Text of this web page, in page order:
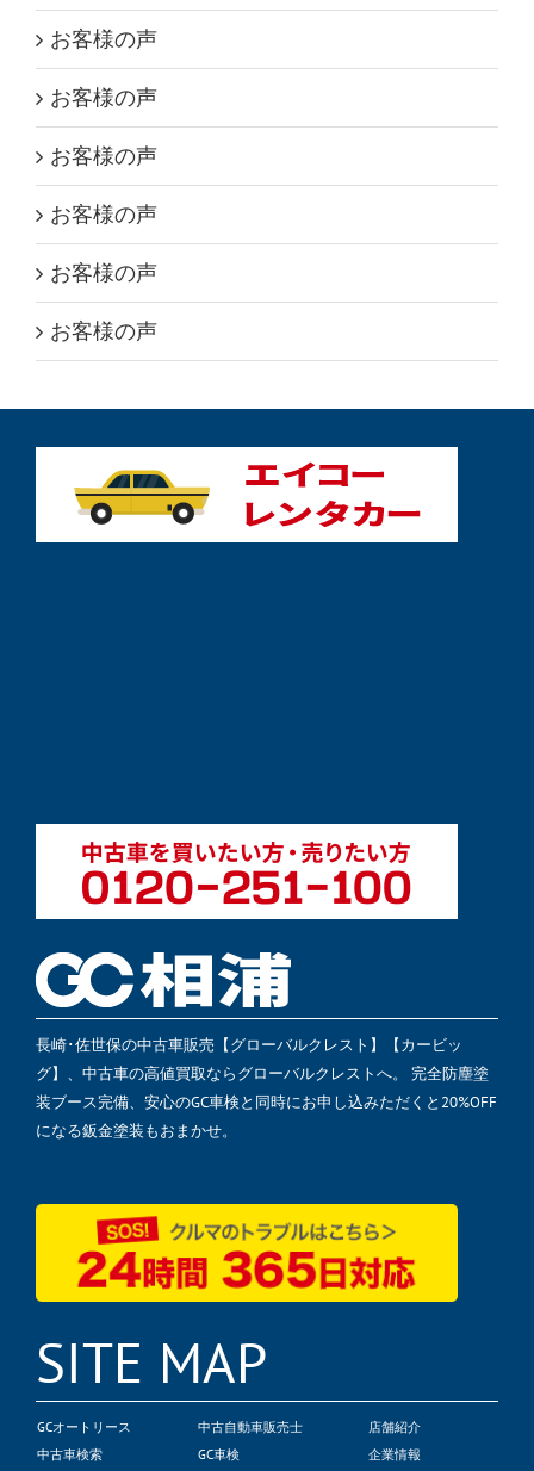
お客様の声
お客様の声
お客様の声
お客様の声
お客様の声
お客様の声
長崎･佐世保の中古車販売【グローバルクレスト】【カービッ
グ】、中古車の高値買取ならグローバルクレストへ。 完全防塵塗
装ブース完備、安心のGC車検と同時にお申し込みただくと20%OFF
になる鈑金塗装もおまかせ。
SITE MAP
GCオートリース
中古車検索
中古自動車販売士
GC車検
店舗紹介
企業情報